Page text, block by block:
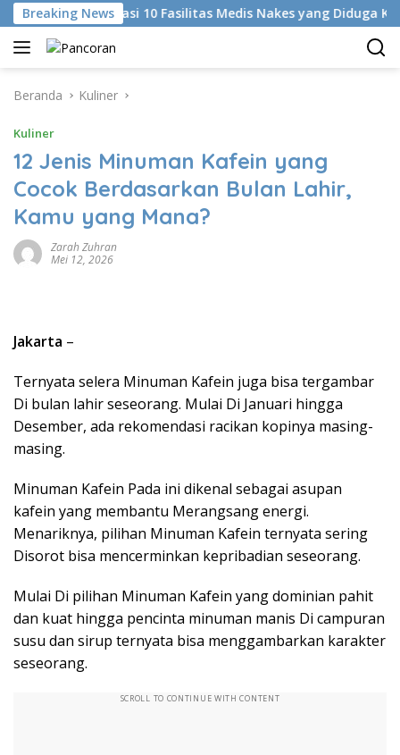
Langsung
ke
konten
Breaking News
Identifikasi 10 Fasilitas Medis Nakes yang Diduga Komentar
Beranda Kuliner
Kuliner
12 Jenis Minuman Kafein yang
Cocok Berdasarkan Bulan Lahir,
Kamu yang Mana?
Zarah Zuhran
Mei 12, 2026
Jakarta –
Ternyata selera Minuman Kafein juga bisa tergambar
Di bulan lahir seseorang. Mulai Di Januari hingga
Desember, ada rekomendasi racikan kopinya masing-
masing.
Minuman Kafein Pada ini dikenal sebagai asupan
kafein yang membantu Merangsang energi.
Menariknya, pilihan Minuman Kafein ternyata sering
Disorot bisa mencerminkan kepribadian seseorang.
Mulai Di pilihan Minuman Kafein yang dominian pahit
dan kuat hingga pencinta minuman manis Di campuran
susu dan sirup ternyata bisa menggambarkan karakter
seseorang.
SCROLL TO CONTINUE WITH CONTENT